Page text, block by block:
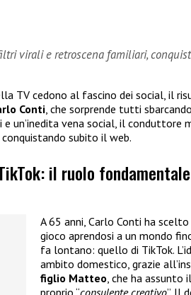
virali e retroscena familiari,
TV cedono al fascino dei social, il
Conti , che sorprende tutti
un’inedita vena social, il conduttore
subito il web.
il ruolo
A 65 anni, Carlo Conti ha
gioco aprendosi a un mondo
fa lontano: quello di TikTok.
ambito domestico, grazie
figlio Matteo, che ha assunto